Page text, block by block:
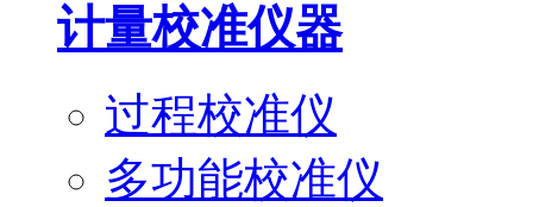
计量校准仪器
过程校准仪
多功能校准仪